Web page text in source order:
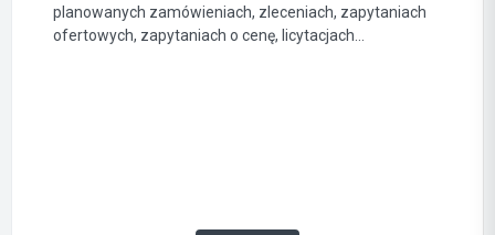
planowanych zamówieniach, zleceniach, zapytaniach
ofertowych, zapytaniach o cenę, licytacjach...